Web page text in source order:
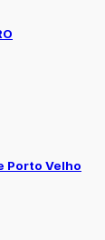
Porto Velho